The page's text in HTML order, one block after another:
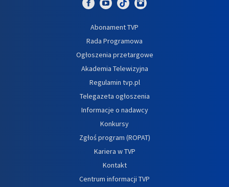
Abonament TVP
Rada Programowa
Ogłoszenia przetargowe
Akademia Telewizyjna
Regulamin tvp.pl
Telegazeta ogłoszenia
Informacje o nadawcy
Konkursy
Zgłoś program (ROPAT)
Kariera w TVP
Kontakt
Centrum informacji TVP